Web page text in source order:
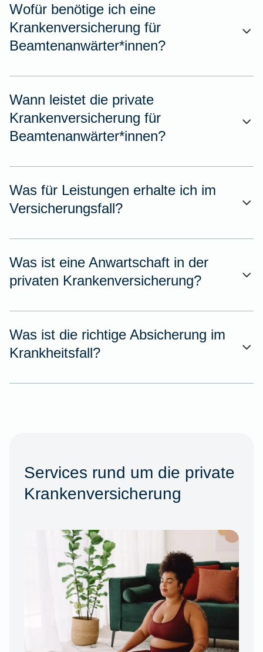
Wofür benötige ich eine
Krankenversicherung für
Beamtenanwärter*innen?
Wann leistet die private
Krankenversicherung für
Beamtenanwärter*innen?
Was für Leistungen erhalte ich im
Versicherungsfall?
Was ist eine Anwartschaft in der
privaten Krankenversicherung?
Was ist die richtige Absicherung im
Krankheitsfall?
Services rund um die private
Krankenversicherung